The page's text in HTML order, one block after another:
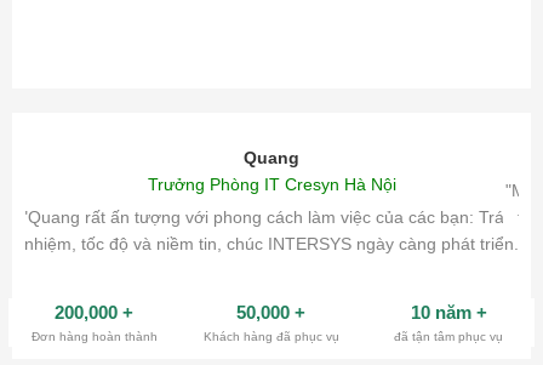
Quang
Trưởng Phòng IT Cresyn Hà Nội
"Quang rất ấn tượng với phong cách làm việc của các bạn: Trách
nhiệm, tốc độ và niềm tin, chúc INTERSYS ngày càng phát triển.
200,000 +
Đơn hàng hoàn thành
50,000 +
Khách hàng đã phục vụ
10 năm +
đã tận tâm phục vụ